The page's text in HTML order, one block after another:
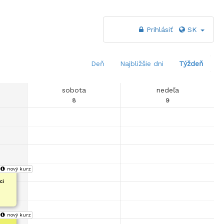
Prihlásiť SK
Deň Najbližšie dni Týždeň
sobota
8
nedeľa
9
nový kurz
nový kurz